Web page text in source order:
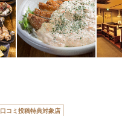
口コミ投稿特典対象店